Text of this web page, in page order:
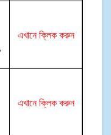
এখানে ক্লিক করুন
এখানে ক্লিক করুন